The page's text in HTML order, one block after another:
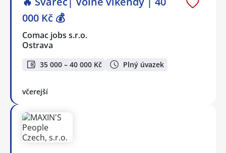
000 Kč 💰
Comac jobs s.r.o.
Ostrava
35 000 – 40 000 Kč Plný úvazek
včerejší